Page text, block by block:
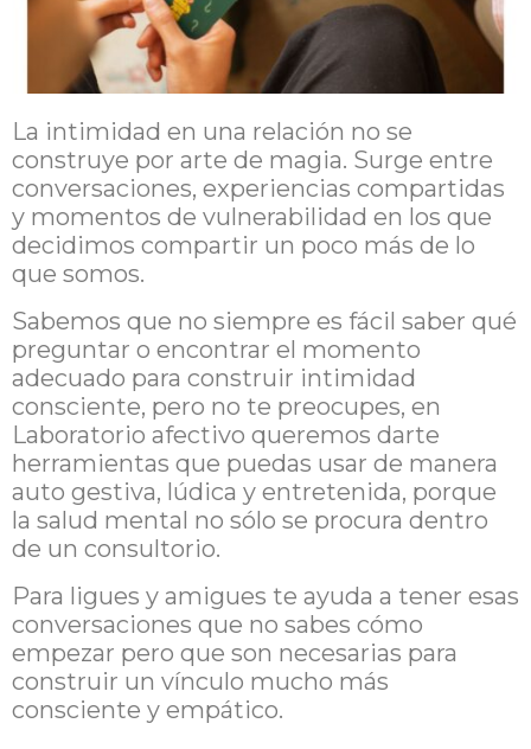
La intimidad en una relación no se
construye por arte de magia. Surge entre
conversaciones, experiencias compartidas
y momentos de vulnerabilidad en los que
decidimos compartir un poco más de lo
que somos.
Sabemos que no siempre es fácil saber qué
preguntar o encontrar el momento
adecuado para construir intimidad
consciente, pero no te preocupes, en
Laboratorio afectivo queremos darte
herramientas que puedas usar de manera
auto gestiva, lúdica y entretenida, porque
la salud mental no sólo se procura dentro
de un consultorio.
Para ligues y amigues te ayuda a tener esas
conversaciones que no sabes cómo
empezar pero que son necesarias para
construir un vínculo mucho más
consciente y empático.